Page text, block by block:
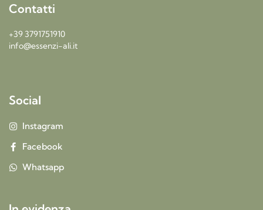
Contatti
+39 3791751910
info@essenzi-ali.it
Social
Instagram
Facebook
Whatsapp